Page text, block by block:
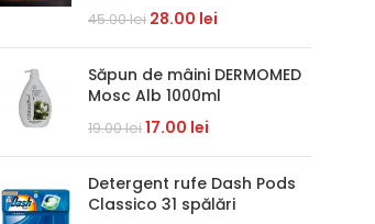
45.00lei 28.00 lei
Săpun de mâini DERMOMED
Mosc Alb 1000ml
19.00lei17.00 lei
Detergent rufe Dash Pods
Classico 31 spălări